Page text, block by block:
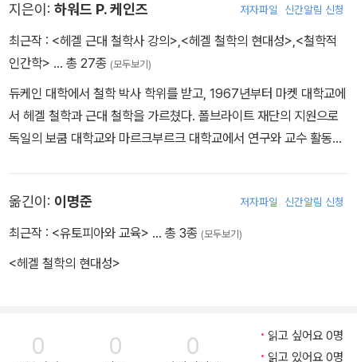
지은이: 하워드 P. 케인즈 저자파일 신간알림 신청
최근작 : <헤겔 근대 철학사 강의>,<헤겔 철학의 현대성>,<철학적
인간학> … 총 27종 (모두보기)
듀케인 대학에서 철학 박사 학위를 받고, 1967년부터 마켓 대학교에
서 헤겔 철학과 근대 철학을 가르쳤다. 폴브라이트 재단의 지원으로
독일의 보쿰 대학교와 마르크부르크 대학교에서 연구와 교수 활동을
지은 책으로 <마르크스의 헤겔 법철학 Hegel's Philosophy of Rig
ht with Marx's Commentary>, <변증법적 윤리학 Ethica Diale
stem>,
옮긴이: 이명준 저자파일 신간알림 신청
최근작 : <유토피아와 교육> … 총 3종 (모두보기)
<헤겔 철학의 현대성>
0 0 0
읽고 싶어요 0명
읽고 있어요 0명